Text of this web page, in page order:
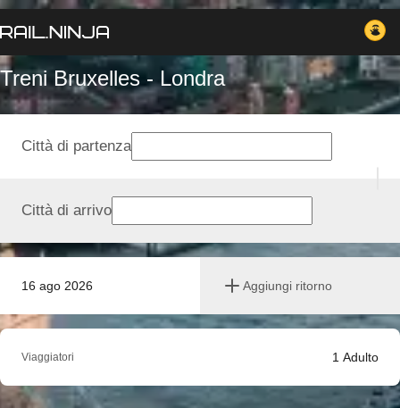
Treni Bruxelles - Londra
16 ago 2026 Aggiungi ritorno
Città di partenza
Città di arrivo
Viaggiatori 1 Adulto